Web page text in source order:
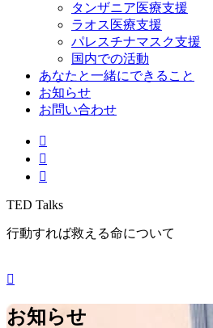
タンザニア医療支援
ラオス医療支援
パレスチナマスク支援
国内での活動
あなたと一緒にできること
お知らせ
お問い合わせ
TED Talks
行動すれば救える命について
お知らせ